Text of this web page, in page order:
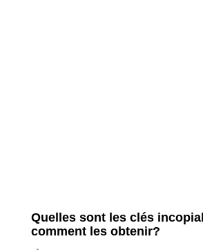
Quelles sont les clés
comment les obtenir?